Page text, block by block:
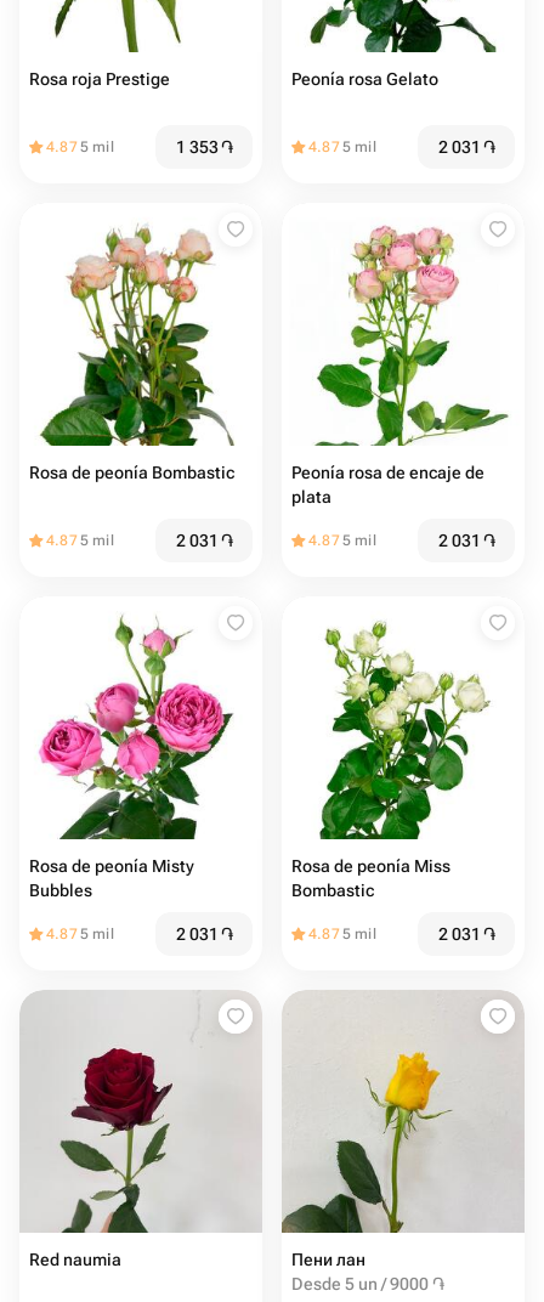
Rosa roja Prestige
4.875 mil 1 353֏
Peonía rosa Gelato
4.875 mil 2 031 ֏
Rosa de peonía Bombastic
4.875 mil 2 031 ֏
Peonía rosa de encaje de
plata
4.875 mil 2 031 ֏
Rosa de peonía Misty
Bubbles
4.875 mil 2 031 ֏
Rosa de peonía Miss
Bombastic
4.875 mil 2 031 ֏
Red naumia
Пени лан
Desde 5 un / 9000 ֏